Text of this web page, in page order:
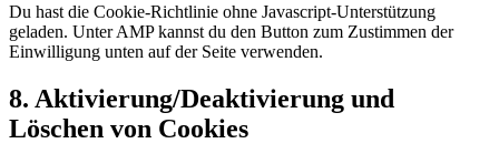
Du hast die Cookie-Richtlinie ohne Javascript-Unterstützung
geladen. Unter AMP kannst du den Button zum Zustimmen der
Einwilligung unten auf der Seite verwenden.
8. Aktivierung/Deaktivierung und
Löschen von Cookies